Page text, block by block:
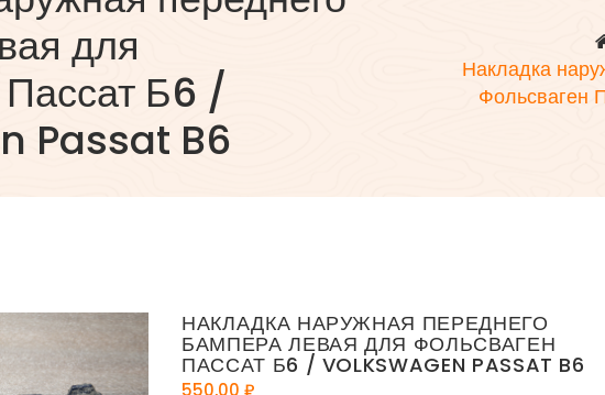
для
Пассат Б6 /
Passat B6
Накладка
Фольсваген
НАКЛАДКА НАРУЖНАЯ ПЕРЕДНЕГО
БАМПЕРА ЛЕВАЯ ДЛЯ ФОЛЬСВАГЕН
ПАССАТ Б6 / VOLKSWAGEN PASSAT B6
550,00 ₽